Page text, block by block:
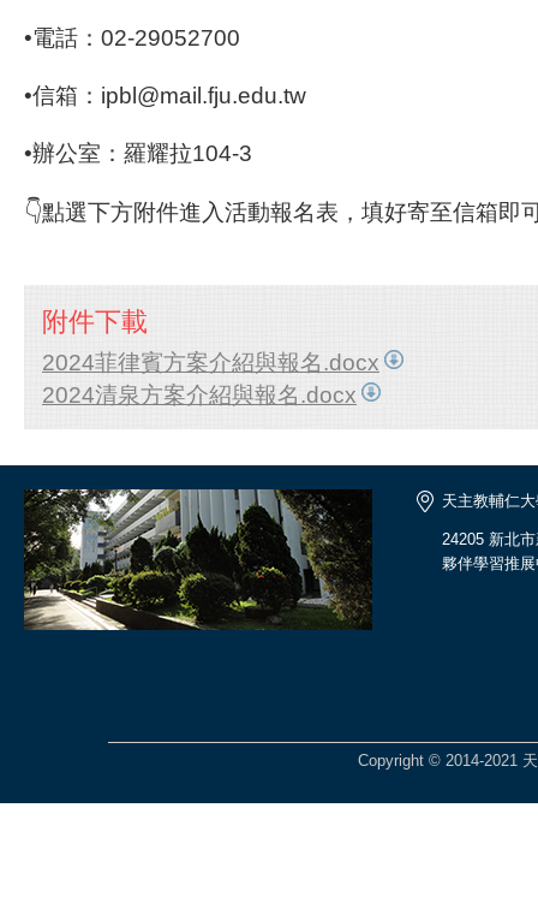
•電話：02-29052700
•信箱：ipbl@mail.fju.edu.tw
•辦公室：羅耀拉104-3
👇點選下方附件進入活動報名表，填好寄至信箱即
附件下載
2024菲律賓方案介紹與報名.docx
2024清泉方案介紹與報名.docx
天主教輔仁
24205 新北
夥伴學習推
Copyright © 2014-2021